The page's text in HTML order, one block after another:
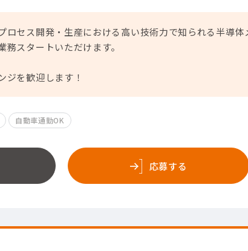
セス開発・生産における高い技術力で知られる半導体
スタートいただけます。
を歓迎します！
自動車通勤OK
応募する